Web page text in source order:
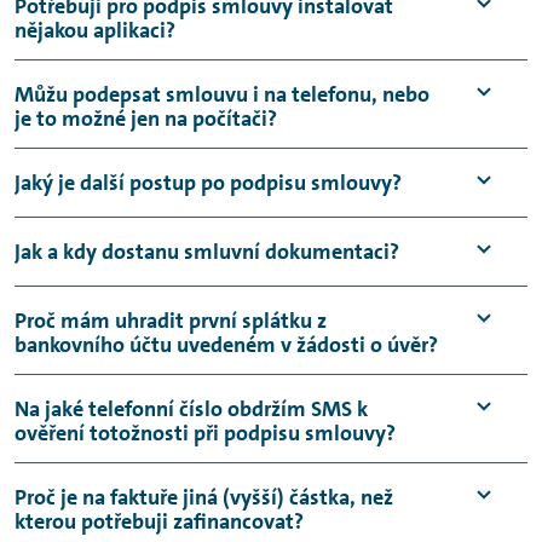
Potřebuji pro podpis smlouvy instalovat
nějakou aplikaci?
Není potřeba, dokument podepíšete pomocí
webové aplikace ve svém prohlížeči.
Můžu podepsat smlouvu i na telefonu, nebo
je to možné jen na počítači?
Smluvní dokumentaci můžete podepsat na
jakémkoliv koncovém zařízení.
Jaký je další postup po podpisu smlouvy?
Po uhrazení akontace (0-60 %) smluvní
dokumentaci zpracujeme a podepíšeme z
naší strany. Následně Vám i zašleme
doporučeně (poštou) velký technický průkaz
pro případné změny (provozovatel/majitel).
Jak a kdy dostanu smluvní dokumentaci?
Smluvní dokumentaci obdržíte obratem do
e-mailu po podpisu smlouvy z naší strany.
Proč mám uhradit první splátku z
bankovního účtu uvedeném v žádosti o úvěr?
Podle zák. č. 253/2008 Sb., o některých
opatřeních proti legalizaci výnosů z trestné
činnosti a financování terorismu, je
Na jaké telefonní číslo obdržím SMS k
ověření totožnosti při podpisu smlouvy?
Na telefonní číslo, které bylo uvedeno ve vaší
smlouvě.
Proč je na faktuře jiná (vyšší) částka, než
kterou potřebuji zafinancovat?